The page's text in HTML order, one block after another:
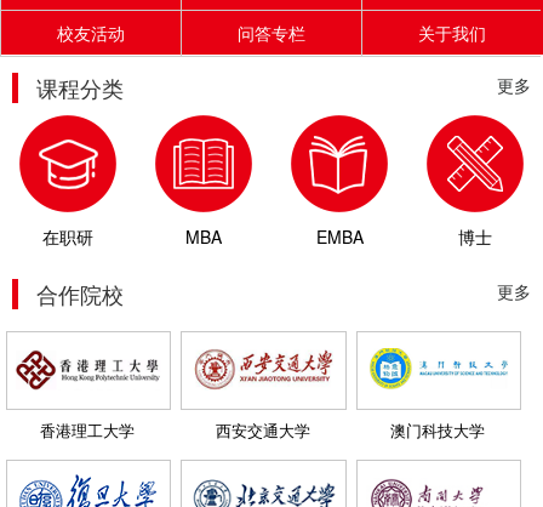
校友活动
问答专栏 关于我们
更多
课程分类
在职研 MBA EMBA 博士
更多
合作院校
香港理工大学 西安交通大学 澳门科技大学